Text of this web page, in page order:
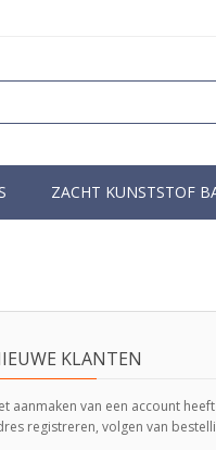
ZACHT KUNSTSTOF
KLANTEN
aanmaken van een account
registreren, volgen van